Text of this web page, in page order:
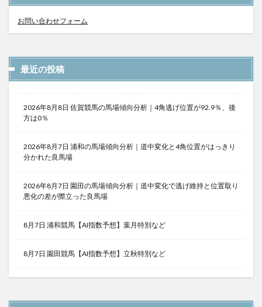
お問い合わせフォーム
最近の投稿
2026年8月8日 佐賀競馬の馬場傾向分析｜4角逃げ位置が92.9％、後
方は0％
2026年8月7日 浦和の馬場傾向分析｜道中変化と4角位置がはっきり
分かれた良馬場
2026年8月7日 園田の馬場傾向分析｜道中変化で逃げ維持と位置取り
悪化の差が際立った良馬場
8月7日 浦和競馬【AI指数予想】葉月特別など
8月7日 園田競馬【AI指数予想】立秋特別など